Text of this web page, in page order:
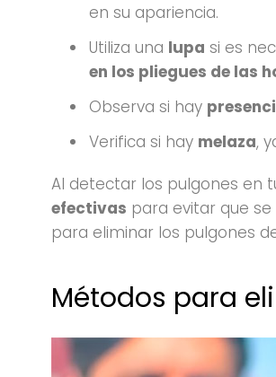
en su apariencia.
Utiliza una lupa si es
en los pliegues de las
Observa si hay
Verifica si hay melaza,
Al detectar los pulgones en
efectivas para evitar que
para eliminar los pulgones
Métodos para